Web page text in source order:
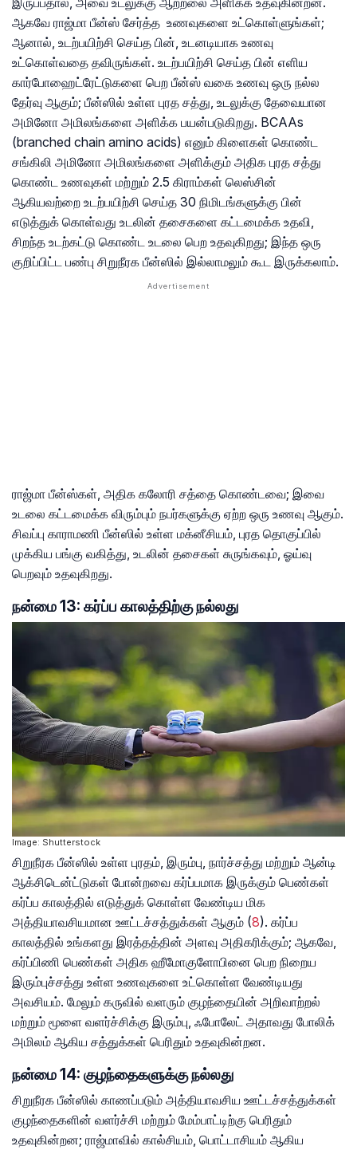
ஆகவே ராஜ்மா பீன்ஸ் சேர்த்த உணவுகளை உட்கொள்ளுங்கள்;
ஆனால், உடற்பயிற்சி செய்த பின், உடனடியாக உணவு
உட்கொள்வதை தவிருங்கள். உடற்பயிற்சி செய்த பின் எளிய
கார்போஹைட்ரேட்டுகளை பெற பீன்ஸ் வகை உணவு ஒரு நல்ல
தேர்வு ஆகும்; பீன்ஸில் உள்ள புரத சத்து, உடலுக்கு தேவையான
அமினோ அமிலங்களை அளிக்க பயன்படுகிறது. BCAAs
(branched chain amino acids) எனும் கிளைகள் கொண்ட
சங்கிலி அமினோ அமிலங்களை அளிக்கும் அதிக புரத சத்து
கொண்ட உணவுகள் மற்றும் 2.5 கிராம்கள் லெஸ்சின்
ஆகியவற்றை உடற்பயிற்சி செய்த 30 நிமிடங்களுக்கு பின்
எடுத்துக் கொள்வது உடலின் தசைகளை கட்டமைக்க உதவி,
சிறந்த உடற்கட்டு கொண்ட உடலை பெற உதவுகிறது; இந்த ஒரு
குறிப்பிட்ட பண்பு சிறுநீரக பீன்ஸில் இல்லாமலும் கூட இருக்கலாம்.
ராஜ்மா பீன்ஸ்கள், அதிக கலோரி சத்தை கொண்டவை; இவை
உடலை கட்டமைக்க விரும்பும் நபர்களுக்கு ஏற்ற ஒரு உணவு ஆகும்.
சிவப்பு காராமணி பீன்ஸில் உள்ள மக்னீசியம், புரத தொகுப்பில்
முக்கிய பங்கு வகித்து, உடலின் தசைகள் சுருங்கவும், ஓய்வு
பெறவும் உதவுகிறது.
நன்மை 13: கர்ப்ப காலத்திற்கு நல்லது
Image: Shutterstock
சிறுநீரக பீன்ஸில் உள்ள புரதம், இரும்பு, நார்ச்சத்து மற்றும் ஆன்டி
ஆக்சிடென்ட்டுகள் போன்றவை கர்ப்பமாக இருக்கும் பெண்கள்
கர்ப்ப காலத்தில் எடுத்துக் கொள்ள வேண்டிய மிக
அத்தியாவசியமான ஊட்டச்சத்துக்கள் ஆகும் (8). கர்ப்ப
காலத்தில் உங்களது இரத்தத்தின் அளவு அதிகரிக்கும்; ஆகவே,
கர்ப்பிணி பெண்கள் அதிக ஹீமோகுளோபினை பெற நிறைய
இரும்புச்சத்து உள்ள உணவுகளை உட்கொள்ள வேண்டியது
அவசியம். மேலும் கருவில் வளரும் குழந்தையின் அறிவாற்றல்
மற்றும் மூளை வளர்ச்சிக்கு இரும்பு, ஃபோலேட் அதாவது போலிக்
அமிலம் ஆகிய சத்துக்கள் பெரிதும் உதவுகின்றன.
நன்மை 14: குழந்தைகளுக்கு நல்லது
சிறுநீரக பீன்ஸில் காணப்படும் அத்தியாவசிய ஊட்டச்சத்துக்கள்
குழந்தைகளின் வளர்ச்சி மற்றும் மேம்பாட்டிற்கு பெரிதும்
உதவுகின்றன; ராஜ்மாவில் கால்சியம், பொட்டாசியம் ஆகிய